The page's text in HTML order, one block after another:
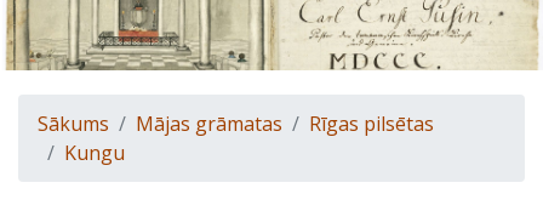
Sākums Mājas grāmatas
Rīgas pilsētas
Kungu